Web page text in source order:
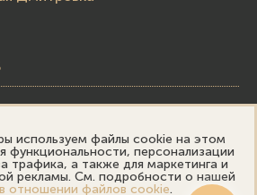
используем файлы cookie на этом
функциональности, персонализации
трафика, а также для маркетинга и
рекламы. См. подробности о нашей
отношении файлов cookie.